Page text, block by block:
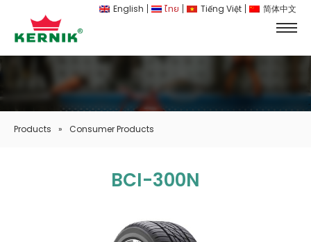
English ไทย Tiếng Việt 简体中文
Products » Consumer Products
BCI-300N